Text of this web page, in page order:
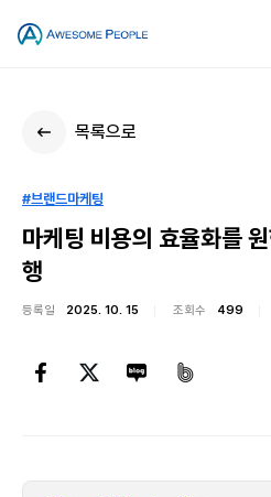
목록으로
#브랜드마케팅
마케팅 비용의 효율화를
행
등록일 2025. 10. 15 조회수 499